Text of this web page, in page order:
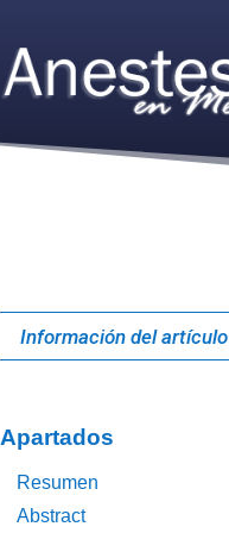
Información del artículo
Apartados
Resumen
Abstract